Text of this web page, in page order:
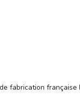
fabrication